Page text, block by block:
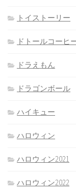
トイストーリー
ドトールコーヒ
ドラえもん
ドラゴンボール
ハイキュー
ハロウィン
ハロウィン2021
ハロウィン2022